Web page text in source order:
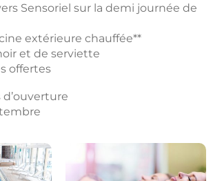
Sensoriel sur la demi journée de
extérieure chauffée**
et de serviette
offertes
d’ouverture